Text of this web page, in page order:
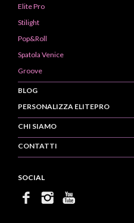
Elite Pro
Stilight
Pop&Roll
Spatola Venice
Groove
BLOG
PERSONALIZZA ELITEPRO
CHI SIAMO
CONTATTI
SOCIAL